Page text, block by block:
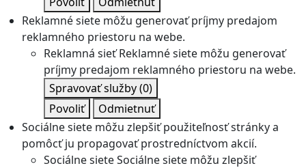
Reklamné siete môžu generovať príjmy predajom
reklamného priestoru na webe.
Reklamná sieť Reklamné siete môžu generovať
príjmy predajom reklamného priestoru na webe.
Spravovať služby(0)
Povoliť
Odmietnuť
Sociálne siete môžu zlepšiť použiteľnosť stránky a
pomôcť ju propagovať prostredníctvom akcií.
Sociálne sieteSociálne siete môžu zlepšiť